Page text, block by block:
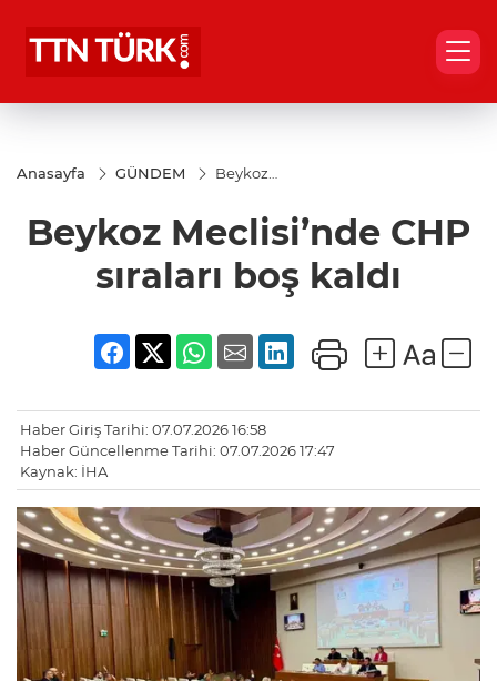
Anasayfa GÜNDEM
Beykoz
sıraları boş
kaldı
Beykoz Meclisi’nde CHP
sıraları boş kaldı
Haber Giriş Tarihi: 07.07.2026 16:58
Haber Güncellenme Tarihi: 07.07.2026 17:47
Kaynak: İHA